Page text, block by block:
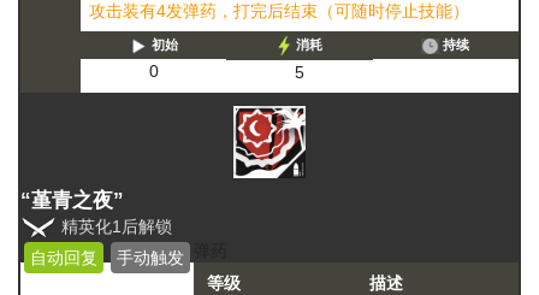
攻击装有4发弹药，打完后结束（可随时停止技能）
初始
0
消耗
5
持续
“堇青之夜”
精英化1后解锁
自动回复
手动触发
等级
描述